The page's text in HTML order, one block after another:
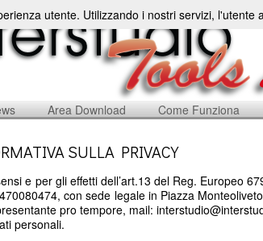
Area Download Come Funziona
SULLA PRIVACY
e per gli effetti dell’art.13 del Reg. Europeo
con sede legale in Piazza
pro tempore, mail:
personali.
utente. Utilizzando i nostri servizi, l'utente